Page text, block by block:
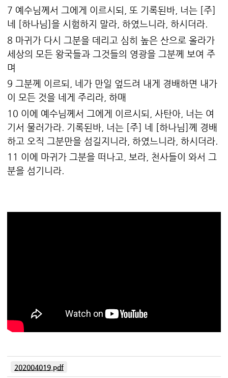
7 예수님께서 그에게 이르시되, 또 기록된바, 너는 [주]
네 [하나님]을 시험하지 말라, 하였느니라, 하시더라.
8 마귀가 다시 그분을 데리고 심히 높은 산으로 올라가
세상의 모든 왕국들과 그것들의 영광을 그분께 보여 주
며
9 그분께 이르되, 네가 만일 엎드려 내게 경배하면 내가
이 모든 것을 네게 주리라, 하매
10 이에 예수님께서 그에게 이르시되, 사탄아, 너는 여
기서 물러가라. 기록된바, 너는 [주] 네 [하나님]께 경배
하고 오직 그분만을 섬길지니라, 하였느니라, 하시더라.
11 이에 마귀가 그분을 떠나고, 보라, 천사들이 와서 그
분을 섬기니라.
202004019.pdf